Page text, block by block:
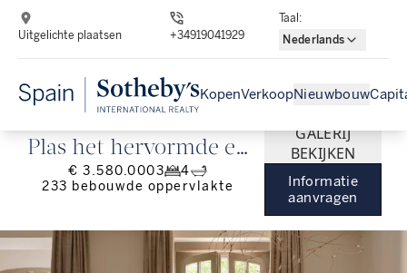
Uitgelichte plaatsen +34919041929
Taal :
Nederlands
KopenVerkoopNieuwbouw
Plas het hervormde en
lichte ontwerp van
wijk Almagro, Madrid.
€ 3.580.0003
4
233 bebouwde oppervlakte
GALERIJ
BEKIJKEN
Informatie
aanvragen